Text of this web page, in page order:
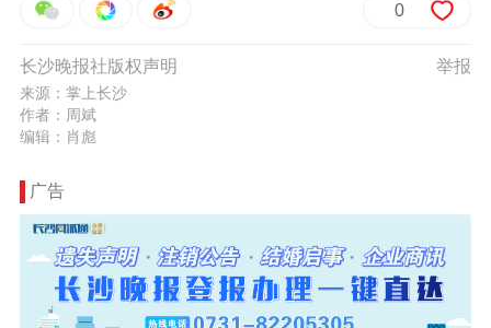
0
举报
长沙晚报社版权声明
来源：掌上长沙
作者：周斌
编辑：肖彪
广告